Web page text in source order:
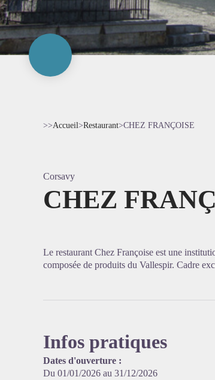
>>Accueil>Restaurant>CHEZ FRANÇOISE
Corsavy
CHEZ
Le restaurant Chez Françoise est une
composée de produits du Vallespir. Cadre
Infos pratiques
Dates d'ouverture :
Du 01/01/2026 au 31/12/2026